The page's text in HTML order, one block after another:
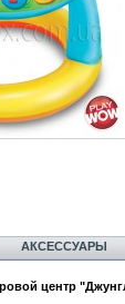
АКСЕССУАРЫ
центр